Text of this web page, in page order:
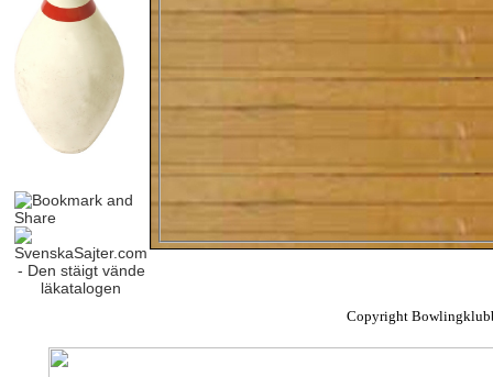
Copyright